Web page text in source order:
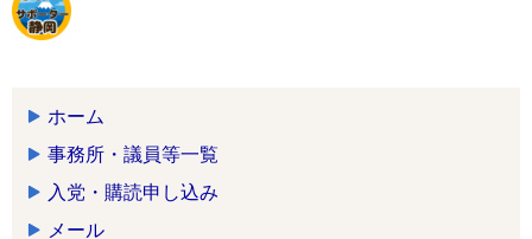
ホーム
事務所・議員等一覧
入党・購読申し込み
メール